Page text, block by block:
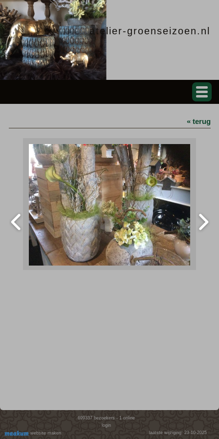
atelier-groenseizoen.nl
« terug
website maken
699337 bezoekers - 1 online
login
laatste wijziging: 23-10-2025